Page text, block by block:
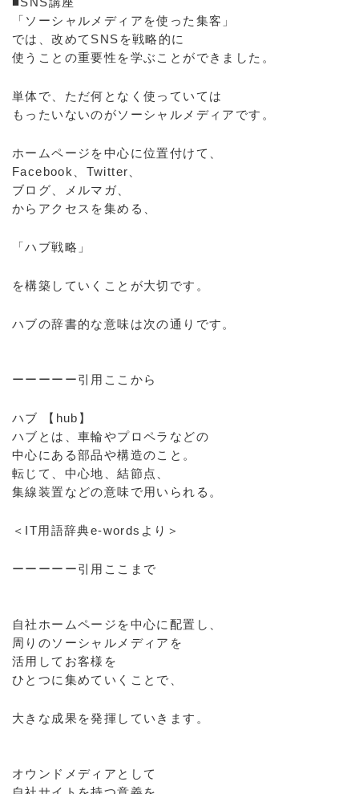
「ソーシャルメディアを使った集客」
では、改めてSNSを戦略的に
使うことの重要性を学ぶことができました。
単体で、ただ何となく使っていては
もったいないのがソーシャルメディアです。
ホームページを中心に位置付けて、
Facebook、Twitter、
ブログ、メルマガ、
からアクセスを集める、
「ハブ戦略」
を構築していくことが大切です。
ハブの辞書的な意味は次の通りです。
ーーーーー引用ここから
ハブ 【hub】
ハブとは、車輪やプロペラなどの
中心にある部品や構造のこと。
転じて、中心地、結節点、
集線装置などの意味で用いられる。
＜IT用語辞典e-wordsより＞
ーーーーー引用ここまで
自社ホームページを中心に配置し、
周りのソーシャルメディアを
活用してお客様を
ひとつに集めていくことで、
大きな成果を発揮していきます。
オウンドメディアとして